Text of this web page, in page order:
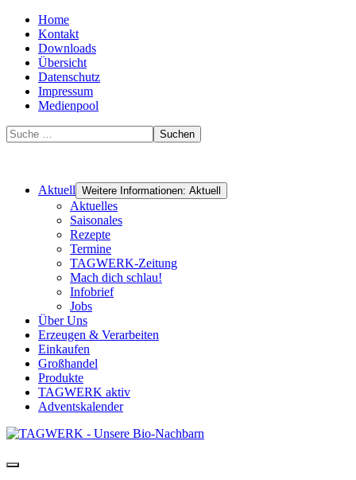
Home
Kontakt
Downloads
Übersicht
Datenschutz
Impressum
Medienpool
Suchen
Aktuell Weitere Informationen: Aktuell
Aktuelles
Saisonales
Rezepte
Termine
TAGWERK-Zeitung
Mach dich schlau!
Infobrief
Jobs
Über Uns
Erzeugen & Verarbeiten
Einkaufen
Großhandel
Produkte
TAGWERK aktiv
Adventskalender